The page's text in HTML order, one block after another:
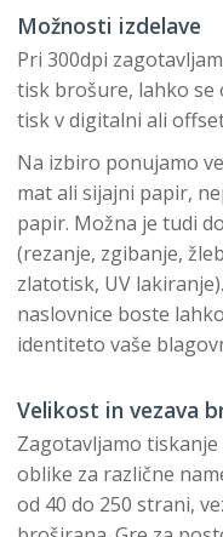
Možnosti izdelave
Pri 300dpi
tisk brošure, lahko se
tisk v digitalni ali
Na izbiro ponujamo
mat ali sijajni papir,
papir. Možna je tudi
(rezanje, zgibanje,
zlatotisk, UV
naslovnice boste
identiteto vaše
Velikost in vezava
Zagotavljamo
oblike za različne
od 40 do 250 strani,